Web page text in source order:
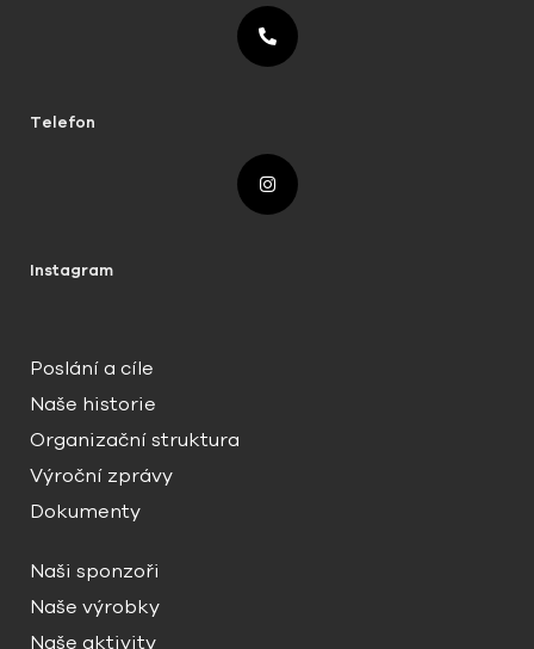
Poslání a cíle
Naše historie
Organizační struktura
Výroční zprávy
Dokumenty
Naši sponzoři
Naše výrobky
Naše aktivity
Telefon
Instagram